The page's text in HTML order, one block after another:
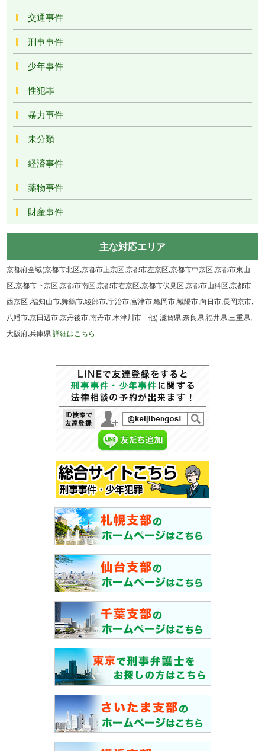
交通事件
刑事事件
少年事件
性犯罪
暴力事件
未分類
経済事件
薬物事件
財産事件
主な対応エリア
京都府全域(京都市北区,京都市上京区,京都市左京区,京都市中京区,京都市東山
区,京都市下京区,京都市南区,京都市右京区,京都市伏見区,京都市山科区,京都市
西京区 ,福知山市,舞鶴市,綾部市,宇治市,宮津市,亀岡市,城陽市,向日市,長岡京市,
八幡市,京田辺市,京丹後市,南丹市,木津川市 他) 滋賀県,奈良県,福井県,三重県,
大阪府,兵庫県詳細はこちら